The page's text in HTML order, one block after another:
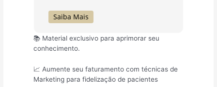
Saiba Mais
📚 Material exclusivo para aprimorar seu
conhecimento.
📈 Aumente seu faturamento com técnicas de
Marketing para fidelização de pacientes